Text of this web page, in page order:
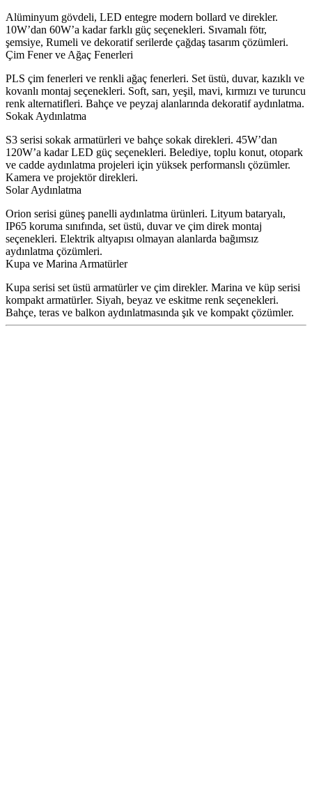
Alüminyum gövdeli, LED entegre modern bollard ve direkler.
10W’dan 60W’a kadar farklı güç seçenekleri. Sıvamalı fötr,
şemsiye, Rumeli ve dekoratif serilerde çağdaş tasarım çözümleri.
Çim Fener ve Ağaç Fenerleri
PLS çim fenerleri ve renkli ağaç fenerleri. Set üstü, duvar, kazıklı ve
kovanlı montaj seçenekleri. Soft, sarı, yeşil, mavi, kırmızı ve turuncu
renk alternatifleri. Bahçe ve peyzaj alanlarında dekoratif aydınlatma.
Sokak Aydınlatma
S3 serisi sokak armatürleri ve bahçe sokak direkleri. 45W’dan
120W’a kadar LED güç seçenekleri. Belediye, toplu konut, otopark
ve cadde aydınlatma projeleri için yüksek performanslı çözümler.
Kamera ve projektör direkleri.
Solar Aydınlatma
Orion serisi güneş panelli aydınlatma ürünleri. Lityum bataryalı,
IP65 koruma sınıfında, set üstü, duvar ve çim direk montaj
seçenekleri. Elektrik altyapısı olmayan alanlarda bağımsız
aydınlatma çözümleri.
Kupa ve Marina Armatürler
Kupa serisi set üstü armatürler ve çim direkler. Marina ve küp serisi
kompakt armatürler. Siyah, beyaz ve eskitme renk seçenekleri.
Bahçe, teras ve balkon aydınlatmasında şık ve kompakt çözümler.